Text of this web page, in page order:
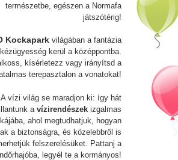
természetbe, egészen a Normafa
játszótérig!
Kockapark világában a fantázia
kerül a középpontba.
kísérletezz vagy irányítsd a
terepasztalon a vonatokat!
A vízi világ se maradjon ki: így hát
a vízirendészek izgalmas
ahol megtudhatjuk, hogyan
a biztonságra, és közelebbről is
felszerelésüket. Pattanj a
legyél te a kormányos!